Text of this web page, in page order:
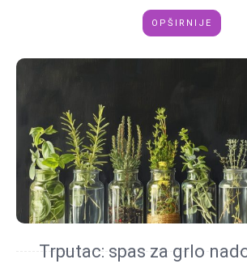
OPŠIRNIJE
Trputac: spas za grlo